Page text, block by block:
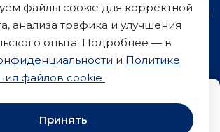
cookie, чтобы анализировать трафик.
сайта, вы соглашаетесь с
в соответствии с нашей
Политикой
файлы cookie для корректной
анализа трафика и улучшения
опыта. Подробнее — в
и Политике
файлов cookie .
Принять